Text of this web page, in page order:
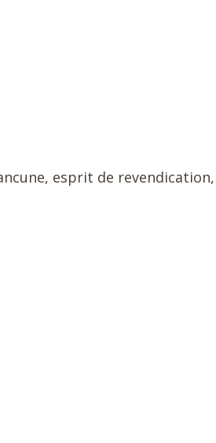
esprit de revendication,